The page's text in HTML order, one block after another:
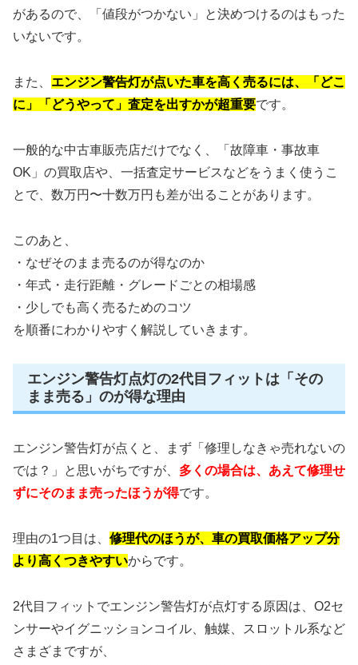
があるので、「値段がつかない」と決めつけるのはもった
いないです。
また、 エンジン警告灯が点いた車を高く売るには、「どこ
に」「どうやって」査定を出すかが超重要です。
一般的な中古車販売店だけでなく、「故障車・事故車
OK」の買取店や、一括査定サービスなどをうまく使うこ
とで、数万円〜十数万円も差が出ることがあります。
このあと、
・なぜそのまま売るのが得なのか
・年式・走行距離・グレードごとの相場感
・少しでも高く売るためのコツ
を順番にわかりやすく解説していきます。
エンジン警告灯点灯の2代目フィットは「その
まま売る」のが得な理由
エンジン警告灯が点くと、まず「修理しなきゃ売れないの
では？」と思いがちですが、 多くの場合は、あえて修理せ
ずにそのまま売ったほうが得です。
理由の1つ目は、 修理代のほうが、車の買取価格アップ分
より高くつきやすいからです。
2代目フィットでエンジン警告灯が点灯する原因は、O2セ
ンサーやイグニッションコイル、触媒、スロットル系など
さまざまですが、